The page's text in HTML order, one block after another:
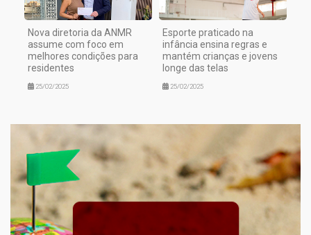
Nova diretoria da ANMR
assume com foco em
melhores condições para
residentes
25/02/2025
Esporte praticado na
infância ensina regras e
mantém crianças e jovens
longe das telas
25/02/2025